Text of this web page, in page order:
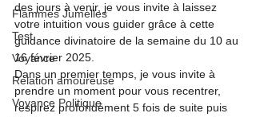
Flammes Jumelles
Test
Voyance
Relation amoureuse
Voyance Politique
des jours à venir, je vous invite à laissez
votre intuition vous guider grâce à cette
guidance divinatoire de la semaine du 10 au
16 février 2025.
Dans un premier temps, je vous invite à
prendre un moment pour vous recentrer,
respirez profondément 5 fois de suite puis